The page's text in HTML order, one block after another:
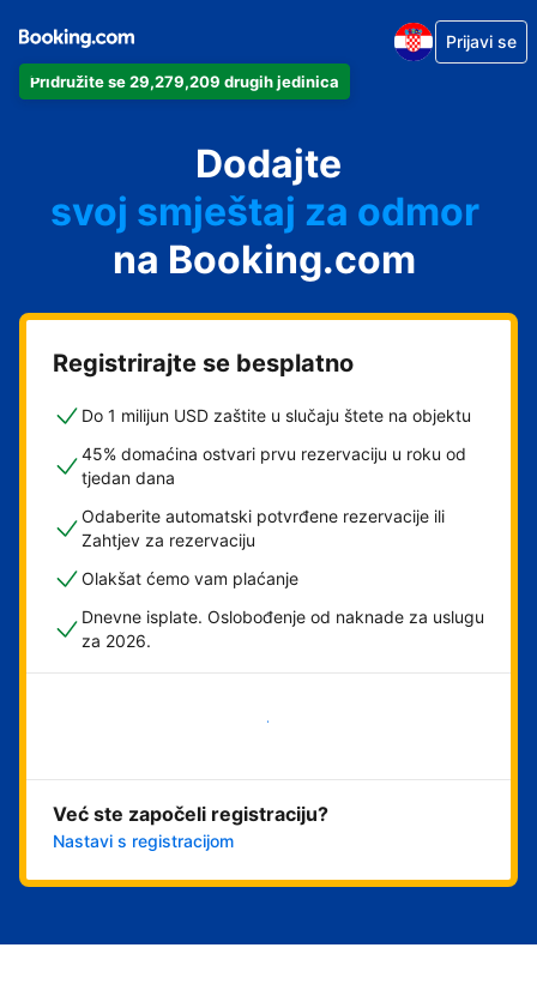
Pridružite se 29,279,209 drugih jedinica
Prijavi se
Dodajte
svoj apartman
svoj hotel
svoj smještaj za odmor
svoj privatni smještaj
svoj smještaj s doručkom
na Booking.com
Registrirajte se besplatno
Do 1 milijun USD zaštite u slučaju štete na objektu
45% domaćina ostvari prvu rezervaciju u roku od
tjedan dana
Odaberite automatski potvrđene rezervacije ili
Zahtjev za rezervaciju
Olakšat ćemo vam plaćanje
Dnevne isplate. Oslobođenje od naknade za uslugu
za 2026.
Započni odmah
Već ste započeli registraciju?
Nastavi s registracijom